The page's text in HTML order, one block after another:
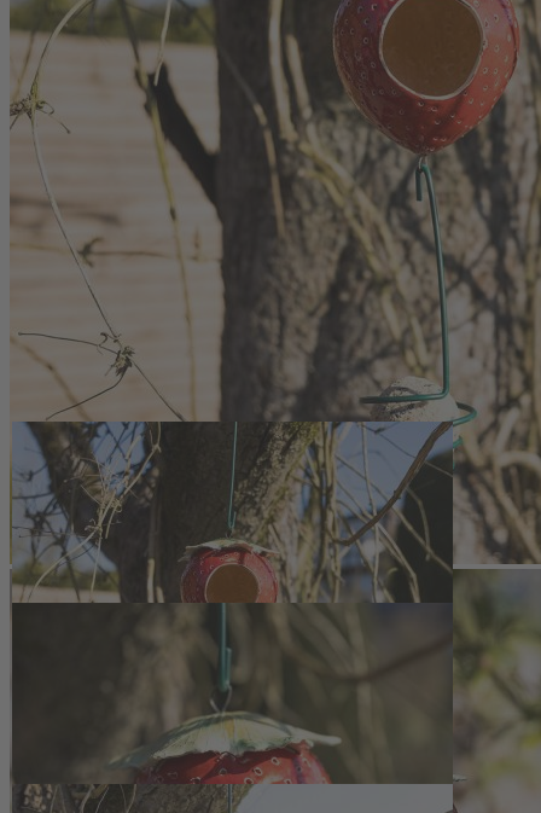
Zum Anfang der Bildergalerie springen
Artikelnr. 140779
Vogeltränke und Futterhaus
Erdbeere
Vorteilspreis Abonnenten
Zur Wunschliste hinzufügen
Formschöne Futterstation aus frostfester Keramik für Meisenknödel.
Auch als sommerliche Vogeltränke nutzbar.